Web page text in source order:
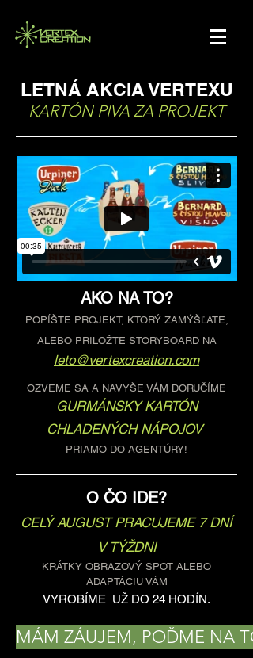
LETNÁ AKCIA VERTEXU
KARTÓN PIVA ZA PROJEKT
AKO NA TO?
POPÍŠTE PROJEKT, KTORÝ ZAMÝŠĽATE,
ALEBO PRILOŽTE STORYBOARD NA
leto@vertexcreation.com
OZVEME SA A NAVYŠE VÁM DORUČÍME
GURMÁNSKY KARTÓN
CHLADENÝCH NÁPOJOV
PRIAMO DO AGENTÚRY!
O ČO IDE?
CELÝ AUGUST PRACUJEME 7 DNÍ
V TÝŽDNI
KRÁTKY OBRAZOVÝ SPOT ALEBO
ADAPTÁCIU VÁM
VYROBÍME UŽ DO 24 HODÍN.
MÁM ZÁUJEM, POĎME NA